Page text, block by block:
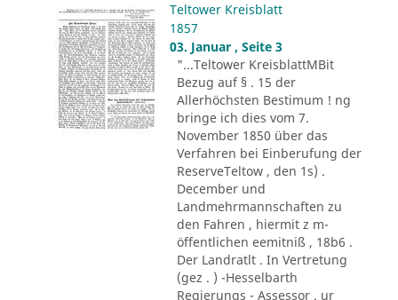
Teltower Kreisblatt
1857
03. Januar , Seite 3
"...Teltower KreisblattMBit
Bezug auf § . 15 der
Allerhöchsten Bestimum ! ng
bringe ich dies vom 7.
November 1850 über das
Verfahren bei Einberufung der
ReserveTeltow , den 1s) .
December und
Landmehrmannschaften zu
den Fahren , hiermit z m-
öffentlichen eemitniß , 18b6 .
Der Landratlt . In Vertretung
(gez . ) -Hesselbarth
Regierungs - Assessor . ur